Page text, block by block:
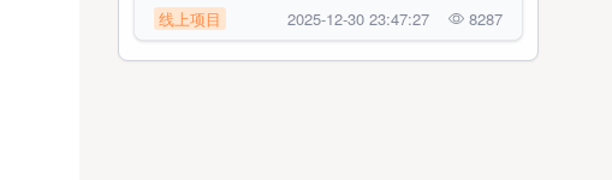
线上项目 2025-12-30 23:47:27 8287